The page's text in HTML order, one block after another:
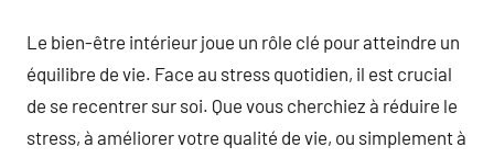
Le bien-être intérieur joue un rôle clé pour atteindre un
équilibre de vie. Face au stress quotidien, il est crucial
de se recentrer sur soi. Que vous cherchiez à réduire le
stress, à améliorer votre qualité de vie, ou simplement à